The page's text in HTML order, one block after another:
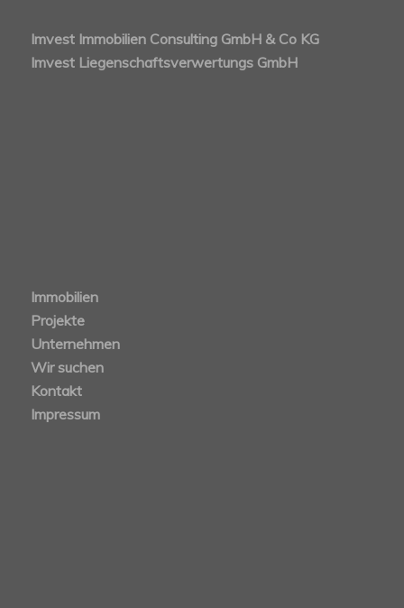
Imvest Immobilien Consulting GmbH & Co KG
Imvest Liegenschaftsverwertungs GmbH
Immobilien
Projekte
Unternehmen
Wir suchen
Kontakt
Impressum